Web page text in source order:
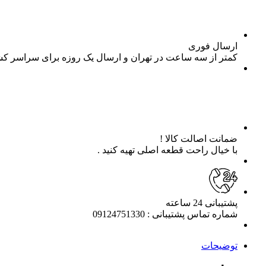
ارسال فوری
کمتر از سه ساعت در تهران و ارسال یک روزه برای سراسر
ضمانت اصالت کالا !
با خیال راحت قطعه اصلی تهیه کنید .
پشتیبانی 24 ساعته
شماره تماس پشتیبانی : 09124751330
توضیحات